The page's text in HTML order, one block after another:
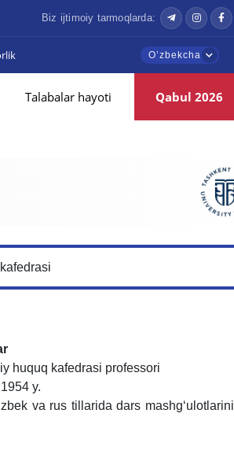
Biz ijtimoiy tarmoqlarda:
Oʼzbekcha
Talabalar hayoti Qabul 2026
huquq kafedrasi professori
y.
va rus tillarida dars mashg‘ulotlarini